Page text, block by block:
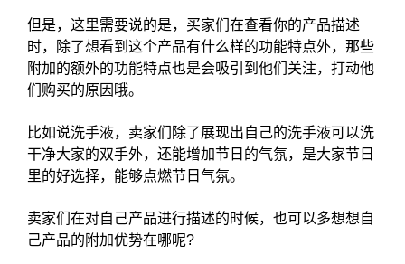
但是，这里需要说的是，买家们在查看你的产品描述
时，除了想看到这个产品有什么样的功能特点外，那些
附加的额外的功能特点也是会吸引到他们关注，打动他
们购买的原因哦。
比如说洗手液，卖家们除了展现出自己的洗手液可以洗
干净大家的双手外，还能增加节日的气氛，是大家节日
里的好选择，能够点燃节日气氛。
卖家们在对自己产品进行描述的时候，也可以多想想自
己产品的附加优势在哪呢?